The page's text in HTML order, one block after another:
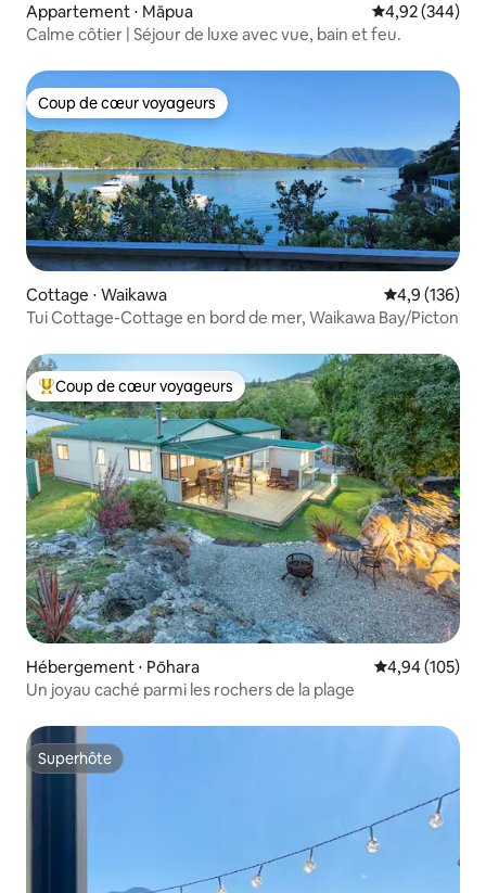
Appartement ⋅ Māpua Évaluation
4,92 (344)
Calme côtier | Séjour de luxe avec vue, bain et feu.
Coup de cœur voyageurs
Coup de cœur voyageurs
Cottage ⋅ Waikawa Évaluation
4,9 (136)
Tui Cottage-Cottage en bord de mer, Waikawa Bay/Picton
Coups de cœur voyageurs les plus appréciés
Coup de cœur voyageurs
Hébergement ⋅ Pōhara Évaluation
4,94 (105)
Un joyau caché parmi les rochers de la plage
Superhôte
Superhôte